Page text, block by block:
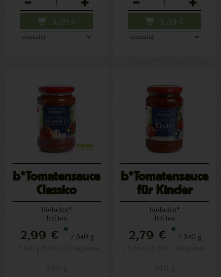
3,29 € 2,59 €
b*Tomatensauce
Classico
bioladen*
Italien
2,99 € * / 340 g
b*Tomatensauce
für Kinder
bioladen*
Italien
2,79 € * / 340 g